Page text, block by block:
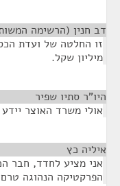
דב חנין (הרשימה
מיליון שקל.
היו"ר סתיו שפיר
אולי משרד האוצר
איליה כץ
אני מציע לחדד, חבר
הפרקטיקה הנהוגה